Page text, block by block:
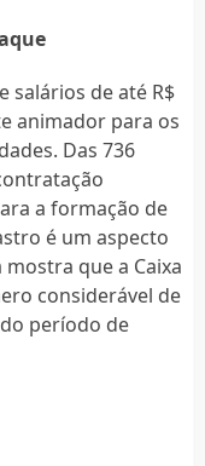
salários de até R$
animador para os
Das 736
a formação de
é um aspecto
que a Caixa
considerável de
período de